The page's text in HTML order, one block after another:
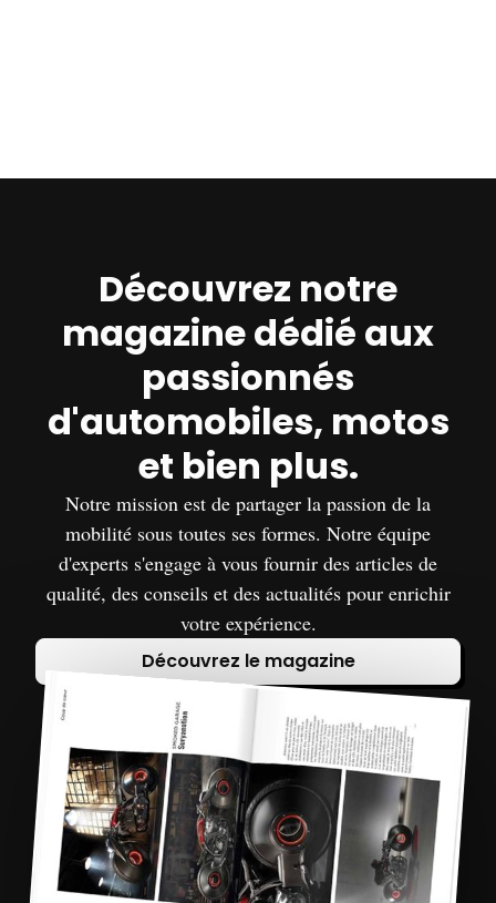
Découvrez notre
magazine dédié aux
passionnés
d'automobiles, motos
et bien plus.
Notre mission est de partager la passion de la
mobilité sous toutes ses formes. Notre équipe
d'experts s'engage à vous fournir des articles de
qualité, des conseils et des actualités pour enrichir
votre expérience.
Découvrez le magazine